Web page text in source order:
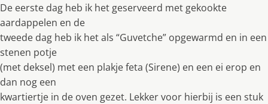
De eerste dag heb ik het geserveerd met gekookte
aardappelen en de
tweede dag heb ik het als “Guvetche” opgewarmd en in een
stenen potje
(met deksel) met een plakje feta (Sirene) en een ei erop en
dan nog een
kwartiertje in de oven gezet. Lekker voor hierbij is een stuk